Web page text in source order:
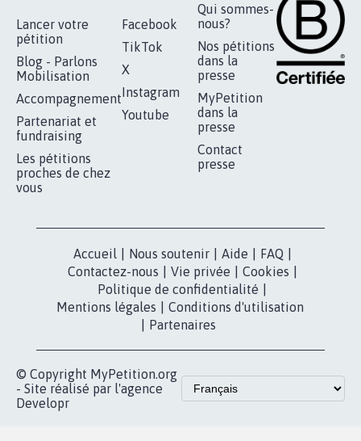
Lancer votre
pétition
Blog - Parlons
Mobilisation
Accompagnement
Partenariat et
fundraising
Les pétitions
proches de chez
vous
Facebook
TikTok
X
Instagram
Youtube
Qui sommes-
nous?
Nos pétitions
dans la
presse
MyPetition
dans la
presse
Contact
presse
Accueil Nous soutenir Aide FAQ
Contactez-nous
Vie privée Cookies
Politique de confidentialité
Mentions légales
Conditions d'utilisation
Partenaires
© Copyright MyPetition.org
- Site réalisé par l'agence
Developr